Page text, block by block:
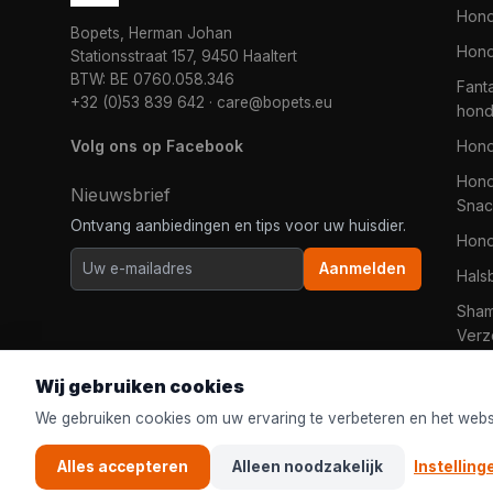
Bopets, Herman Johan
Stationsstraat 157, 9450 Haaltert
BTW: BE 0760.058.346
+32 (0)53 839 642 · care@bopets.eu
Volg ons op Facebook
Nieuwsbrief
Ontvang aanbiedingen en tips voor uw huisdier.
Aanmelden
© 2026Bopets| De online dierenwinkel van iedereen in
Wij gebruiken cookies
We gebruiken cookies om uw ervaring te verbeteren en het
Alles accepteren Alleen noodzakelijk